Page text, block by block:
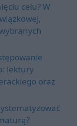
celu? W
lektury
oraz